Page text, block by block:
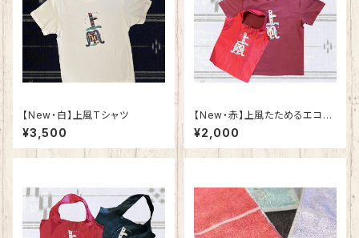
​【New・白】上風Tシャツ
¥3,500
​【New・赤】上風たためるエコバ
ック（単品）
¥2,000